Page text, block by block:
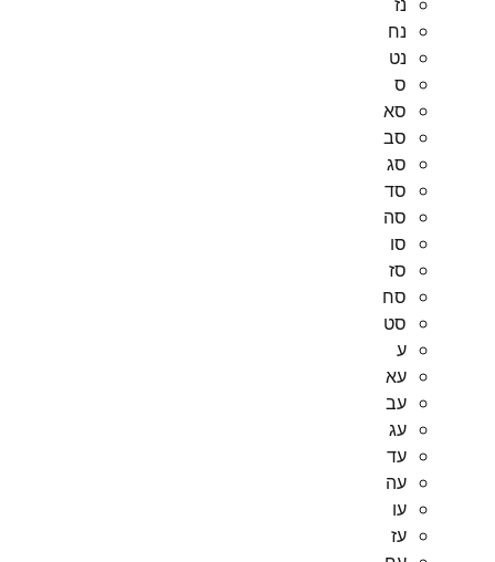
נח
נט
ס
סא
סב
סג
סד
סה
סו
סז
סח
סט
ע
עא
עב
עג
עד
עה
עו
עז